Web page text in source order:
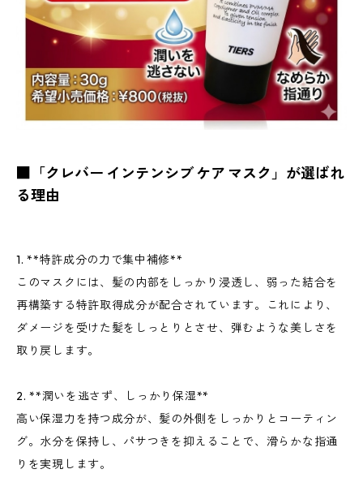
■「クレバー インテンシブ ケア マスク」が選ばれ
る理由
1. **特許成分の力で集中補修**
このマスクには、髪の内部をしっかり浸透し、弱った結合を
再構築する特許取得成分が配合されています。これにより、
ダメージを受けた髪をしっとりとさせ、弾むような美しさを
取り戻します。
2. **潤いを逃さず、しっかり保湿**
高い保湿力を持つ成分が、髪の外側をしっかりとコーティン
グ。水分を保持し、パサつきを抑えることで、滑らかな指通
りを実現します。